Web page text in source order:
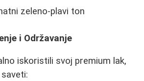
zeleno-plavi ton
i Održavanje
iskoristili svoj premium lak,